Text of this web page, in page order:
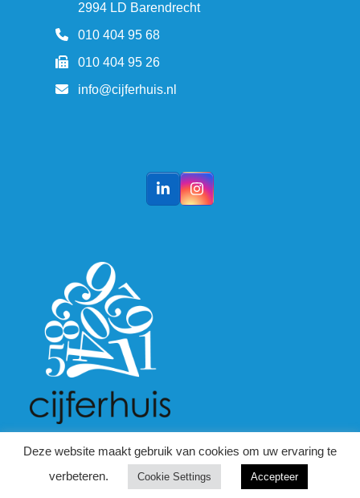
2994 LD Barendrecht
010 404 95 68
010 404 95 26
info@cijferhuis.nl
LinkedInInstagram
Deze website maakt gebruik van cookies om uw ervaring te
verbeteren.
Cookie Settings Accepteer